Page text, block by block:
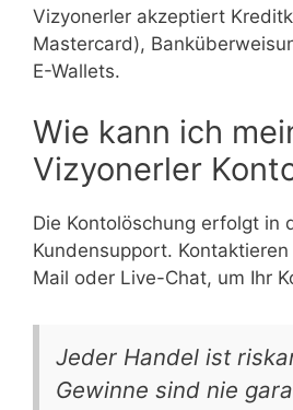
Vizyonerler akzeptiert
Mastercard),
E-Wallets.
Wie kann ich
Vizyonerler
Die Kontolöschung erfolgt in
Kundensupport.
Mail oder Live-Chat, um Ihr
Jeder Handel ist
Gewinne sind nie